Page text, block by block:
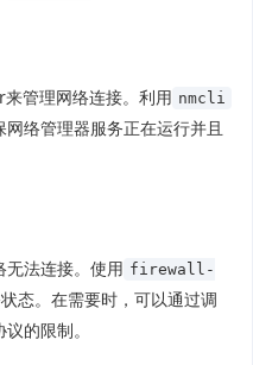
管理网络连接。利用 nmcli
络管理器服务正在运行并且
无法连接。使用 firewall-
态。在需要时，可以通过调
的限制。